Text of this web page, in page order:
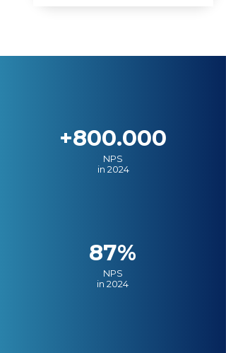
+800.000
NPS
in 2024
87%
NPS
in 2024